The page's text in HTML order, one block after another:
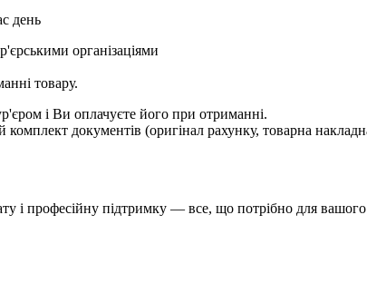
день
організаціями
товару.
і Ви оплачуєте його при отриманні.
документів (оригінал рахунку, товарна
і професійну підтримку — все, що потрібно для